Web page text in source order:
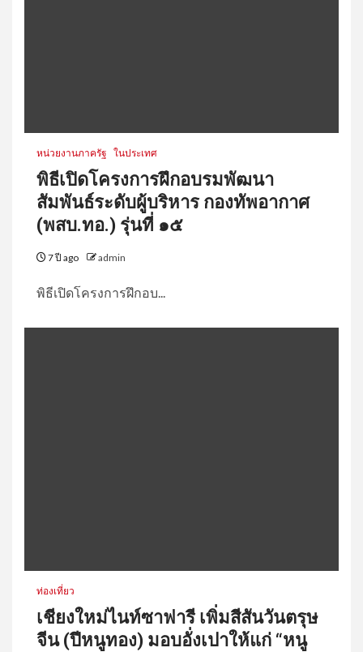
หน่วยงานภาครัฐ ในประเทศ
พิธีเปิดโครงการฝึกอบรมพัฒนา
สัมพันธ์ระดับผู้บริหาร กองทัพอากาศ
(พสบ.ทอ.) รุ่นที่ ๑๕
7 ปี ago admin
พิธีเปิดโครงการฝึกอบ...
ท่องเที่ยว
เชียงใหม่ไนท์ซาฟารี เพิ่มสีสันวันตรุษ
จีน (ปีหนูทอง) มอบอั่งเปาให้แก่ “หนู